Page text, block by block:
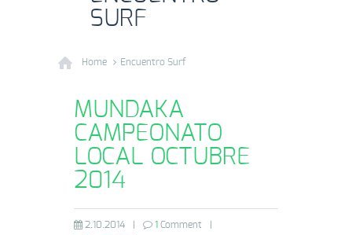
SURF
Home Encuentro Surf
MUNDAKA
CAMPEONATO
LOCAL OCTUBRE
2014
2.10.2014 1 Comment